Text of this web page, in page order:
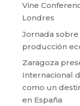
Vine
Londres
Jornada
producción
Zaragoza
Internacional
como un
en España